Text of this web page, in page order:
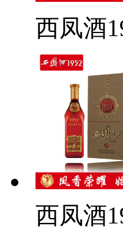
西凤酒
西凤酒